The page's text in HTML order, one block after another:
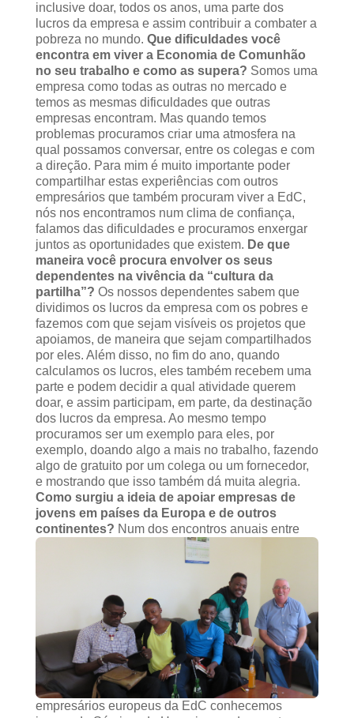
inclusive doar, todos os anos, uma parte dos
lucros da empresa e assim contribuir a combater a
pobreza no mundo. Que dificuldades você
encontra em viver a Economia de Comunhão
no seu trabalho e como as supera? Somos uma
empresa como todas as outras no mercado e
temos as mesmas dificuldades que outras
empresas encontram. Mas quando temos
problemas procuramos criar uma atmosfera na
qual possamos conversar, entre os colegas e com
a direção. Para mim é muito importante poder
compartilhar estas experiências com outros
empresários que também procuram viver a EdC,
nós nos encontramos num clima de confiança,
falamos das dificuldades e procuramos enxergar
juntos as oportunidades que existem. De que
maneira você procura envolver os seus
dependentes na vivência da “cultura da
partilha”? Os nossos dependentes sabem que
dividimos os lucros da empresa com os pobres e
fazemos com que sejam visíveis os projetos que
apoiamos, de maneira que sejam compartilhados
por eles. Além disso, no fim do ano, quando
calculamos os lucros, eles também recebem uma
parte e podem decidir a qual atividade querem
doar, e assim participam, em parte, da destinação
dos lucros da empresa. Ao mesmo tempo
procuramos ser um exemplo para eles, por
exemplo, doando algo a mais no trabalho, fazendo
algo de gratuito por um colega ou um fornecedor,
e mostrando que isso também dá muita alegria.
Como surgiu a ideia de apoiar empresas de
jovens em países da Europa e de outros
continentes? Num dos encontros anuais entre
empresários europeus da EdC conhecemos